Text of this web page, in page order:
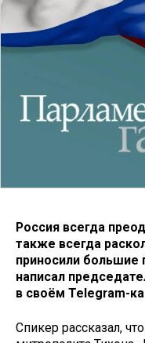
Россия всегда
также всегда
приносили
написал
в своём Telegram-
Спикер рассказал,